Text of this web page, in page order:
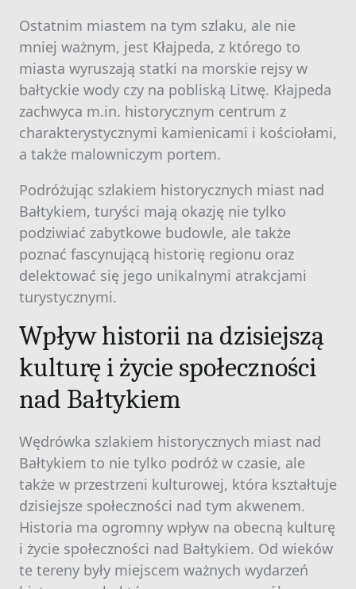
Ostatnim miastem na tym szlaku, ale nie
mniej ważnym, jest Kłajpeda, z którego to
miasta wyruszają statki na morskie rejsy w
bałtyckie wody czy na pobliską Litwę. Kłajpeda
zachwyca m.in. historycznym centrum z
charakterystycznymi kamienicami i kościołami,
a także malowniczym portem.
Podróżując szlakiem historycznych miast nad
Bałtykiem, turyści mają okazję nie tylko
podziwiać zabytkowe budowle, ale także
poznać fascynującą historię regionu oraz
delektować się jego unikalnymi atrakcjami
turystycznymi.
Wpływ historii na dzisiejszą
kulturę i życie społeczności
nad Bałtykiem
Wędrówka szlakiem historycznych miast nad
Bałtykiem to nie tylko podróż w czasie, ale
także w przestrzeni kulturowej, która kształtuje
dzisiejsze społeczności nad tym akwenem.
Historia ma ogromny wpływ na obecną kulturę
i życie społeczności nad Bałtykiem. Od wieków
te tereny były miejscem ważnych wydarzeń